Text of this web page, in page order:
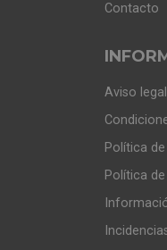
Contacto
Aviso legal
Política
Política